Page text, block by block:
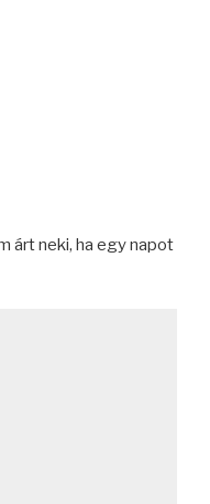
árt neki, ha egy napot